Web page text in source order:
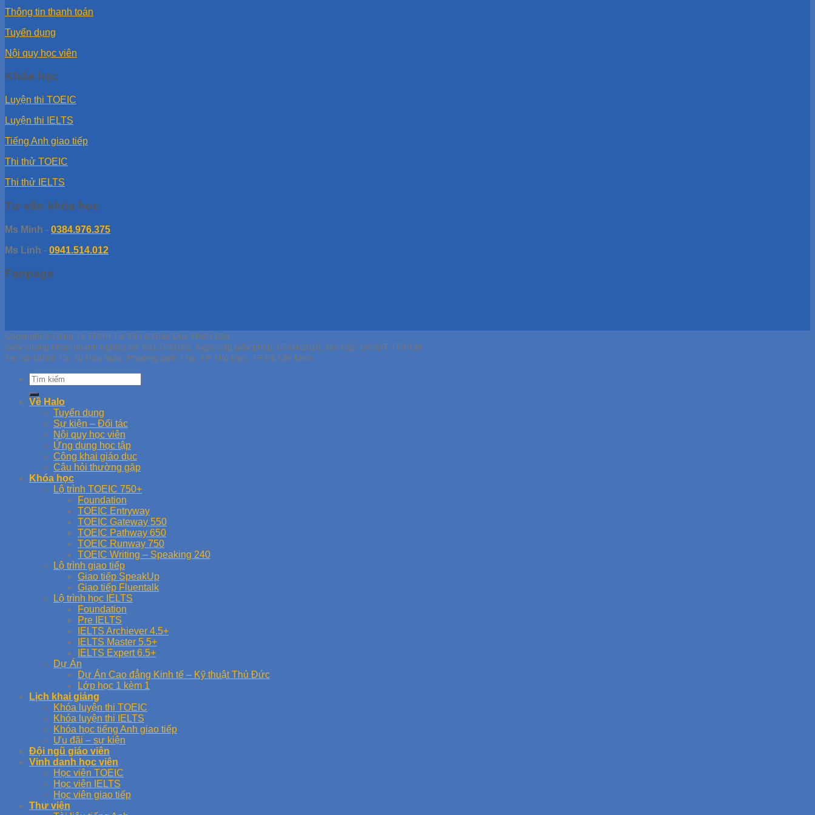
Thông tin thanh toán
Tuyển dụng
Nội quy học viên
Khóa học
Luyện thi TOEIC
Luyện thi IELTS
Tiếng Anh giao tiếp
Thi thử TOEIC
Thi thử IELTS
Tư vấn khóa học
Ms Minh - 0384.976.375
Ms Linh - 0941.514.012
Fanpage
Copyright © Công Ty TNHH Tư Vấn & Giáo Dục Thiên Bảo
Giấy chứng nhận doanh nghiệp số: 0313739102, Ngày cấp giấy phép: 07/04/2016, Nơi cấp: SKHDT TP.HCM
Trụ Sở Chính Tại 70 Hữu Nghị, Phường Bình Thọ, TP Thủ Đức, TP Hồ Chí Minh
Về Halo
Tuyển dụng
Sự kiện – Đối tác
Nội quy học viên
Ứng dụng học tập
Công khai giáo dục
Câu hỏi thường gặp
Khóa học
Lộ trình TOEIC 750+
Foundation
TOEIC Entryway
TOEIC Gateway 550
TOEIC Pathway 650
TOEIC Runway 750
TOEIC Writing – Speaking 240
Lộ trình giao tiếp
Giao tiếp SpeakUp
Giao tiếp Fluentalk
Lộ trình học IELTS
Foundation
Pre IELTS
IELTS Archiever 4.5+
IELTS Master 5.5+
IELTS Expert 6.5+
Dự Án
Dự Án Cao đẳng Kinh tế – Kỹ thuật Thủ Đức
Lớp học 1 kèm 1
Lịch khai giảng
Khóa luyện thi TOEIC
Khóa luyện thi IELTS
Khóa học tiếng Anh giao tiếp
Ưu đãi – sự kiện
Đội ngũ giáo viên
Vinh danh học viên
Học viên TOEIC
Học viên IELTS
Học viên giao tiếp
Thư viện